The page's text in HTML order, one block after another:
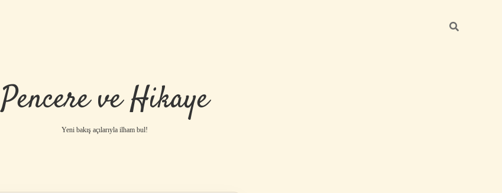
Pencere ve Hikaye
Yeni bakış açılarıyla ilham bul!